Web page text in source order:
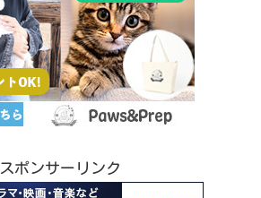
スポンサーリンク